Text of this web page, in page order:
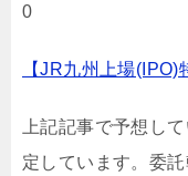
0
【JR九州上場
上記記事で予想し
定しています。委